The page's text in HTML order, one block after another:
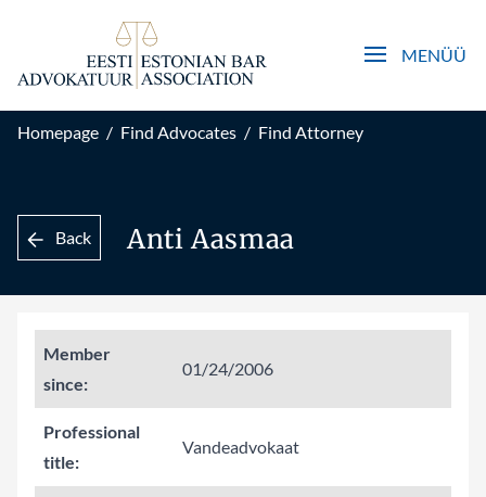
Open main
MENÜÜ
Homepage / Find Advocates / Find Attorney
Back Anti Aasmaa
Member
since:
01/24/2006
Professional
title:
Vandeadvokaat